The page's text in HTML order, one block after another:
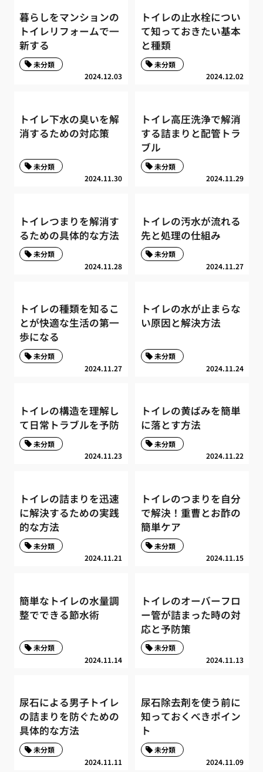
暮らしをマンションの
トイレリフォームで一
新する
2024.12.03
未分類
トイレの止水栓につい
て知っておきたい基本
と種類
2024.12.02
未分類
トイレ下水の臭いを解
消するための対応策
2024.11.30
未分類
トイレ高圧洗浄で解消
する詰まりと配管トラ
ブル
2024.11.29
未分類
トイレつまりを解消す
るための具体的な方法
2024.11.28
未分類
トイレの汚水が流れる
先と処理の仕組み
2024.11.27
未分類
トイレの種類を知るこ
とが快適な生活の第一
歩になる
2024.11.27
未分類
トイレの水が止まらな
い原因と解決方法
2024.11.24
未分類
トイレの構造を理解し
て日常トラブルを予防
2024.11.23
未分類
トイレの黄ばみを簡単
に落とす方法
2024.11.22
未分類
トイレの詰まりを迅速
に解決するための実践
的な方法
2024.11.21
未分類
トイレのつまりを自分
で解決！重曹とお酢の
簡単ケア
2024.11.15
未分類
簡単なトイレの水量調
整でできる節水術
2024.11.14
未分類
トイレのオーバーフロ
ー管が詰まった時の対
応と予防策
2024.11.13
未分類
尿石による男子トイレ
の詰まりを防ぐための
具体的な方法
2024.11.11
未分類
尿石除去剤を使う前に
知っておくべきポイン
ト
2024.11.09
未分類